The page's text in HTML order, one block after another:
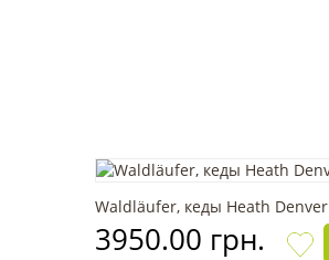
Waldläufer, кеды Heath Denver
3950.00 грн.